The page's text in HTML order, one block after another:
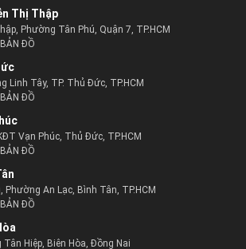
Thị Thập
Phường Tân Phú, Quận 7, TP.HCM
BẢN ĐỒ
Linh Tây, TP. Thủ Đức, TP.HCM
BẢN ĐỒ
Vạn Phúc, Thủ Đức, TP.HCM
BẢN ĐỒ
An Lạc, Bình Tân, TP.HCM
BẢN ĐỒ
Hiệp, Biên Hòa, Đồng Nai